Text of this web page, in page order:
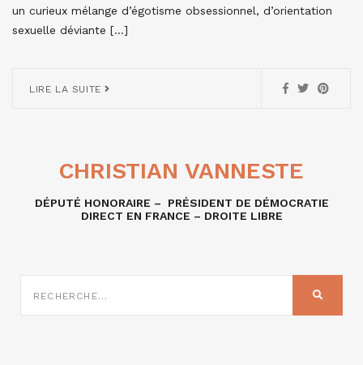
un curieux mélange d’égotisme obsessionnel, d’orientation
sexuelle déviante […]
LIRE LA SUITE
CHRISTIAN VANNESTE
DÉPUTÉ HONORAIRE – PRÉSIDENT DE DÉMOCRATIE
DIRECT EN FRANCE – DROITE LIBRE
SUR